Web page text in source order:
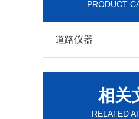
PRODUCT
道路仪器
相关
RELATED